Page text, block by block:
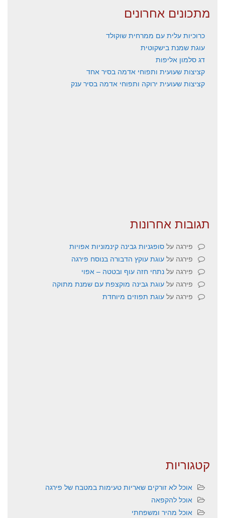
מתכונים אחרונים
כרוכיות עלית עם ממרחית שוקולד
עוגת שמנת בישקוטית
דג סלמון אליפות
קציצות שעועית ותפוחי אדמה בסיר אחד
קציצות שעועית ירוקה ותפוחי אדמה בסיר ענק
תגובות אחרונות
פירגה על סופגניות גבינה קינמוניות אפויות
פירגה על עוגת עוקץ הדבורה בנוסח פירגה
פירגה על נתחי חזה עוף ובטטה – אפוי
פירגה על עוגת גבינה מוקצפת עם שמנת מתוקה
פירגה על עוגת תפוזים מיוחדת
קטגוריות
אוכל לא זורקים שאריות טעימות במטבח של פירגה
אוכל להקפאה
אוכל מהיר ומשפחתי